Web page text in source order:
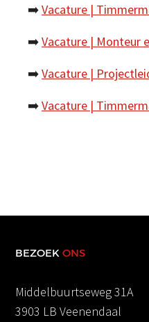
➡️Vacature |
➡️Vacature | Monteur
➡️Vacature |
➡️Vacature |
BEZOEKONS
Middelbuurtseweg 31A
3903 LB Veenendaal